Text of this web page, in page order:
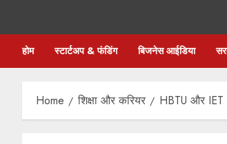
होम स्टार्टअप & फंडिंग बिजनेस आईडिया
Home शिक्षा और करियर HBTU और